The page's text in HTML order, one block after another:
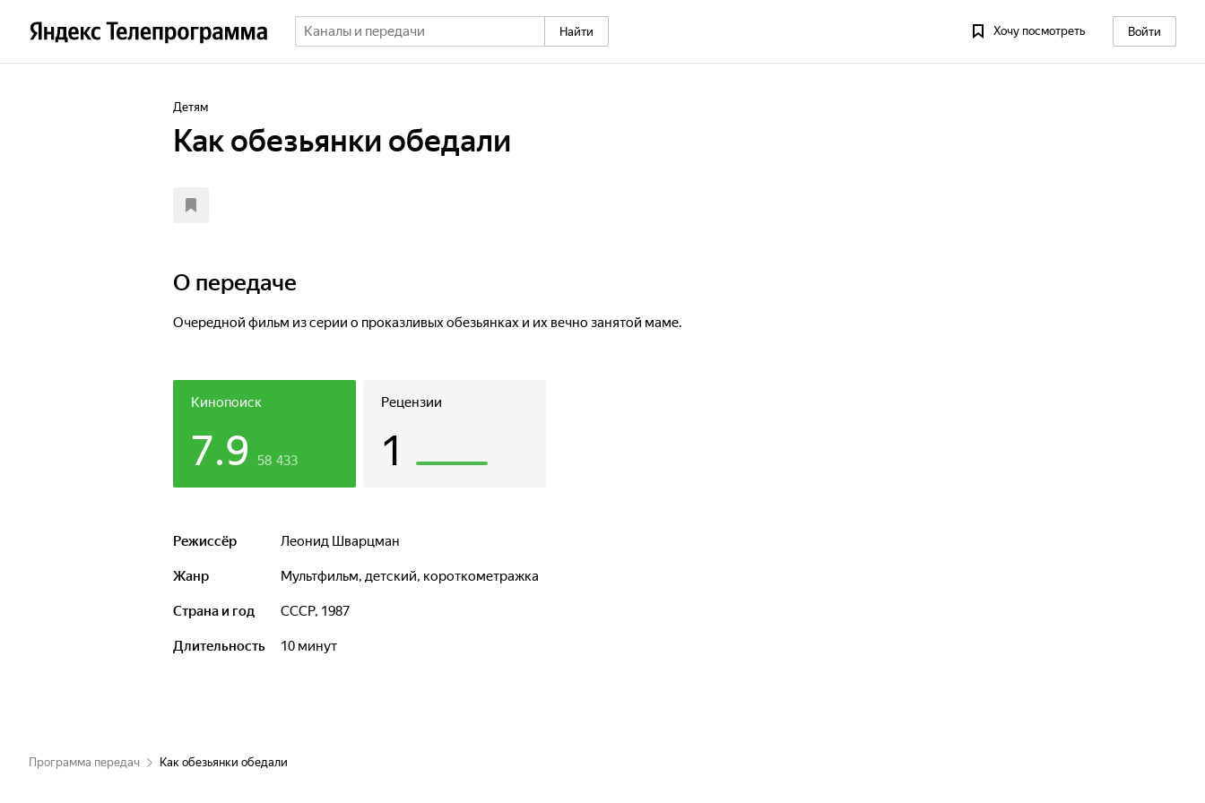
Найти Хочу посмотреть Войти
Детям
Как обезьянки обедали
О передаче
Очередной фильм из серии о проказливых обезьянках и их вечно занятой маме.
Кинопоиск
7.9 58 433
Рецензии
1
Режиссёр Леонид Шварцман
Жанр мультфильм, детский, короткометражка
Страна и год СССР, 1987
Длительность 10 минут
Программа передач Как обезьянки обедали